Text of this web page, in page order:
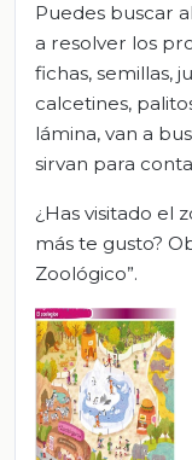
Puedes buscar
a resolver los
fichas, semillas,
calcetines,
lámina, van a
sirvan para
¿Has visitado el
más te gusto?
Zoológico”.